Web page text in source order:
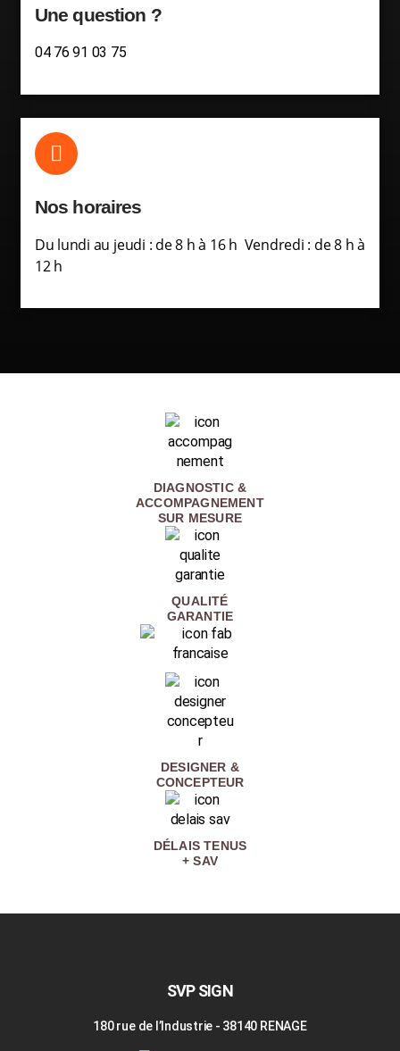
Une question ?
04 76 91 03 75
Nos horaires
Du lundi au jeudi : de 8 h à 16 h Vendredi : de 8 h à
12 h
DIAGNOSTIC &
ACCOMPAGNEMENT
SUR MESURE
QUALITÉ
GARANTIE
DESIGNER &
CONCEPTEUR
DÉLAIS TENUS
+ SAV
SVP SIGN
180 rue de l’Industrie - 38140 RENAGE